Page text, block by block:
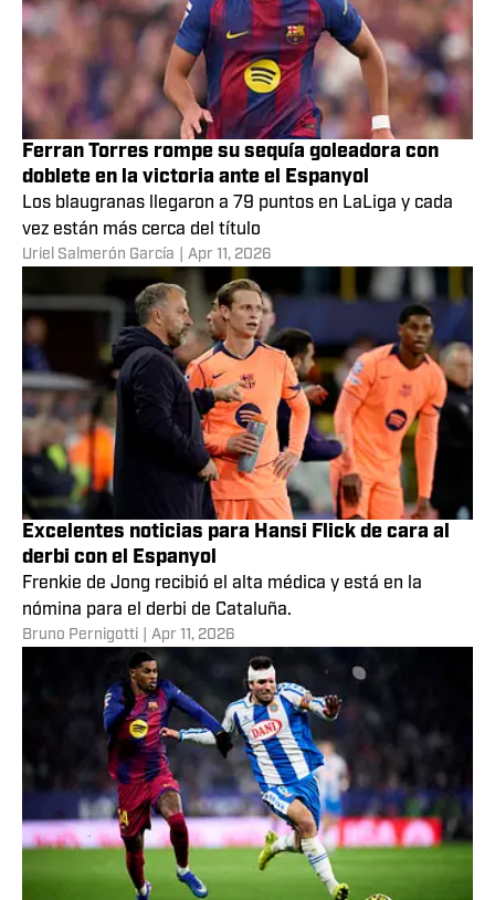
Ferran Torres rompe su sequía goleadora con
doblete en la victoria ante el Espanyol
Los blaugranas llegaron a 79 puntos en LaLiga y cada
vez están más cerca del título
Uriel Salmerón García Apr 11, 2026
Excelentes noticias para Hansi Flick de cara al
derbi con el Espanyol
Frenkie de Jong recibió el alta médica y está en la
nómina para el derbi de Cataluña.
Bruno Pernigotti Apr 11, 2026